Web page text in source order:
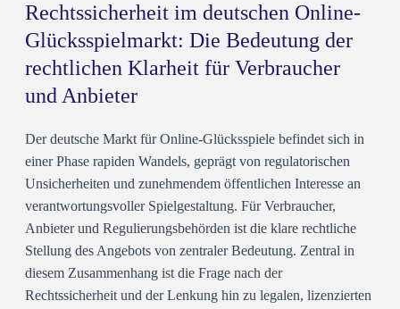
Rechtssicherheit im deutschen Online-
Glücksspielmarkt: Die Bedeutung der
rechtlichen Klarheit für Verbraucher
und Anbieter
Der deutsche Markt für Online-Glücksspiele befindet sich in
einer Phase rapiden Wandels, geprägt von regulatorischen
Unsicherheiten und zunehmendem öffentlichen Interesse an
verantwortungsvoller Spielgestaltung. Für Verbraucher,
Anbieter und Regulierungsbehörden ist die klare rechtliche
Stellung des Angebots von zentraler Bedeutung. Zentral in
diesem Zusammenhang ist die Frage nach der
Rechtssicherheit und der Lenkung hin zu legalen, lizenzierten